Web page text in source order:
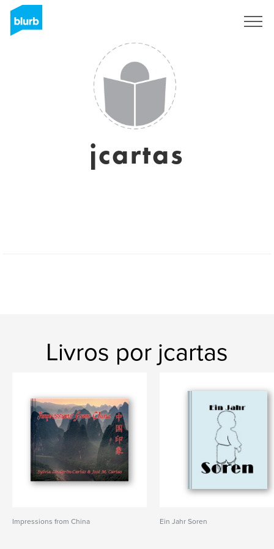
jcartas
Livros por jcartas
Impressions from China Ein Jahr Soren